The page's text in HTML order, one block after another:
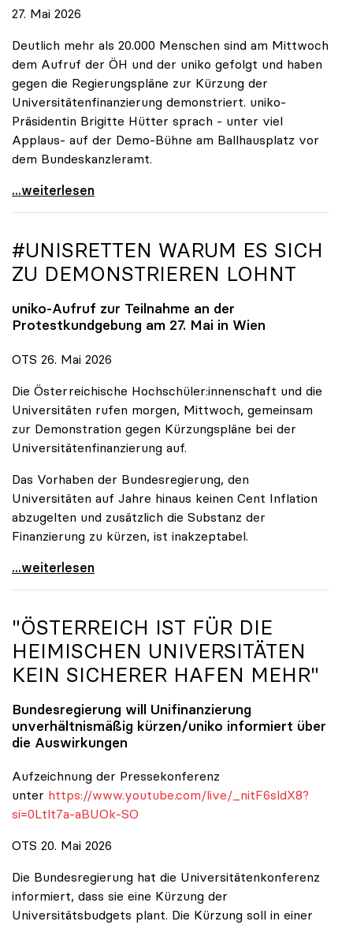
27. Mai 2026
Deutlich mehr als 20.000 Menschen sind am Mittwoch
dem Aufruf der ÖH und der uniko gefolgt und haben
gegen die Regierungspläne zur Kürzung der
Universitätenfinanzierung demonstriert. uniko-
Präsidentin Brigitte Hütter sprach - unter viel
Applaus- auf der Demo-Bühne am Ballhausplatz vor
dem Bundeskanzleramt.
\"Wir nehmen es nicht hin\": Rede von
...weiterlesen
#UNISRETTEN WARUM ES SICH
ZU DEMONSTRIEREN LOHNT
uniko-Aufruf zur Teilnahme an der
Protestkundgebung am 27. Mai in Wien
OTS 26. Mai 2026
Die Österreichische Hochschüler:innenschaft und die
Universitäten rufen morgen, Mittwoch, gemeinsam
zur Demonstration gegen Kürzungspläne bei der
Universitätenfinanzierung auf.
Das Vorhaben der Bundesregierung, den
Universitäten auf Jahre hinaus keinen Cent Inflation
abzugelten und zusätzlich die Substanz der
Finanzierung zu kürzen, ist inakzeptabel.
#UnisRetten Warum es sich zu demonstrieren lohnt
...weiterlesen
"ÖSTERREICH IST FÜR DIE
HEIMISCHEN UNIVERSITÄTEN
KEIN SICHERER HAFEN MEHR"
Bundesregierung will Unifinanzierung
unverhältnismäßig kürzen/uniko informiert über
die Auswirkungen
Aufzeichnung der Pressekonferenz
unter https://www.youtube.com/live/_nitF6sldX8?
si=0Ltlt7a-aBUOk-SO
OTS 20. Mai 2026
Die Bundesregierung hat die Universitätenkonferenz
informiert, dass sie eine Kürzung der
Universitätsbudgets plant. Die Kürzung soll in einer